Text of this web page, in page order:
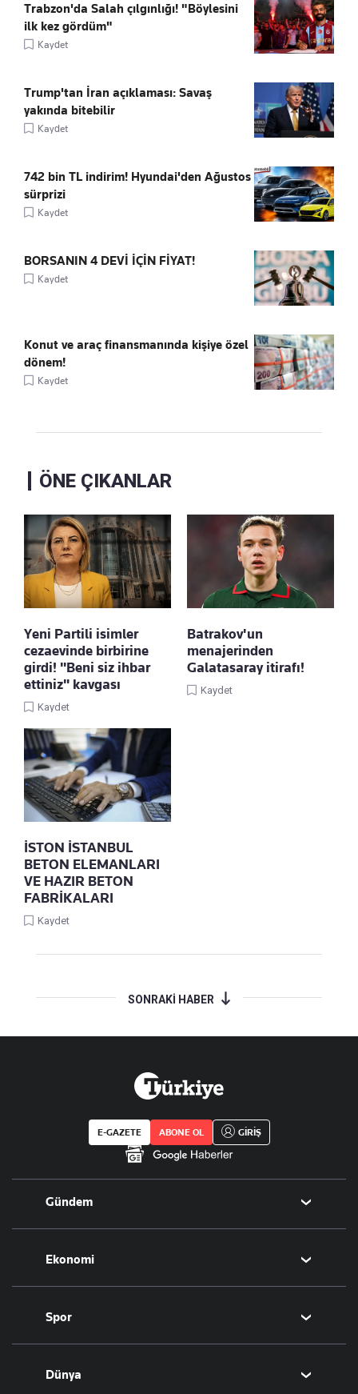
Trabzon'da Salah çılgınlığı! "Böylesini
ilk kez gördüm"
Kaydet
Trump'tan İran açıklaması: Savaş
yakında bitebilir
Kaydet
742 bin TL indirim! Hyundai'den Ağustos
sürprizi
Kaydet
BORSANIN 4 DEVİ İÇİN FİYAT!
Kaydet
Konut ve araç finansmanında kişiye özel
dönem!
Kaydet
ÖNE ÇIKANLAR
Yeni Partili isimler
cezaevinde birbirine
girdi! "Beni siz ihbar
ettiniz" kavgası
Kaydet
Batrakov'un
menajerinden
Galatasaray itirafı!
Kaydet
İSTON İSTANBUL
BETON ELEMANLARI
VE HAZIR BETON
FABRİKALARI
Kaydet
SONRAKİ HABER
E-GAZETE ABONE OL GİRİŞ
Gündem
Politika
Eğitim
Ekonomi
Borsa
Altın
Döviz
Hisse Senedi
Spor
Futbol
Puan Durumu
Dünya